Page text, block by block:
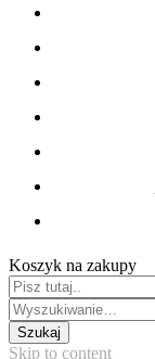
Koszyk na zakupy
Skip to content